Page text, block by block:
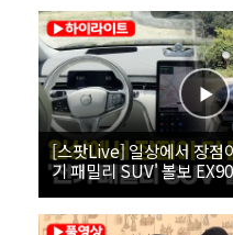
[스팟Live] 일상에서 장점
기 패밀리 SUV' 볼보 EX90